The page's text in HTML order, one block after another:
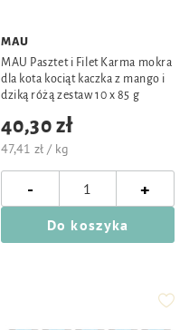
MAU
MAU Pasztet i Filet Karma mokra
dla kota kociąt kaczka z mango i
dziką różą zestaw 10 x 85 g
40,30 zł
47,41 zł / kg
- +
Do koszyka